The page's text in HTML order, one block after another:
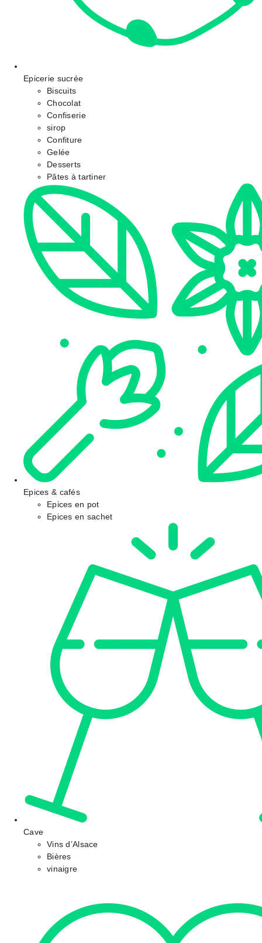
Epicerie sucrée
Biscuits
Chocolat
Confiserie
sirop
Confiture
Gelée
Desserts
Pâtes à tartiner
Epices & cafés
Epices en pot
Epices en sachet
Cave
Vins d’Alsace
Bières
vinaigre